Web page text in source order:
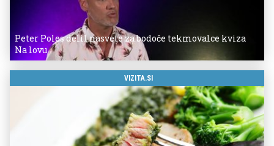
Peter Poles delil nasvete za bodoče tekmovalce kviza
Na lovu
VIZITA.SI